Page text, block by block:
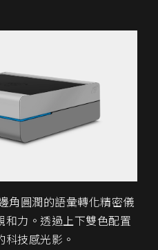
角圓潤的語彙轉化精密儀
和力。透過上下雙色配置
技感光影。